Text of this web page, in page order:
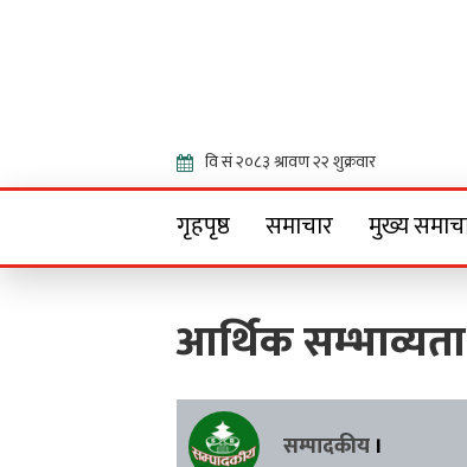
गृहपृष्ठ समाचार मुख्य
आर्थिक सम्भाव्यता
सम्पादकीय ।